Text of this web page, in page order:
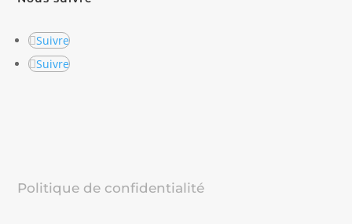
Suivre
Suivre
Politique de confidentialité